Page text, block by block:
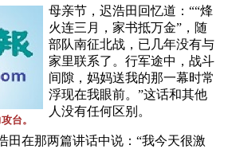
台。
母亲节，迟浩田回忆道：““烽
火连三月，家书抵万金”，随
部队南征北战，已几年没有与
家里联系了。行军途中，战斗
间隙，妈妈送我的那一幕时常
浮现在我眼前。”这话和其他
人没有任何区别。
田在那两篇讲话中说：“我今天很激